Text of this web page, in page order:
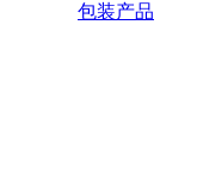
包装产品